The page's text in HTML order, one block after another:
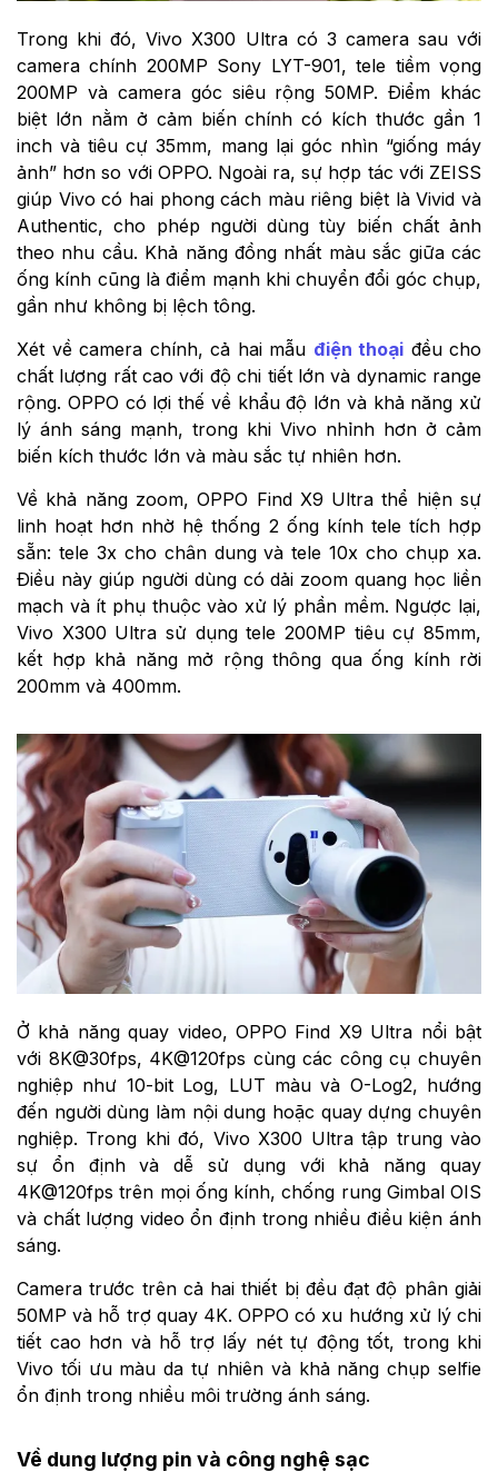
Trong khi đó, Vivo X300 Ultra có 3 camera sau với
camera chính 200MP Sony LYT-901, tele tiềm vọng
200MP và camera góc siêu rộng 50MP. Điểm khác
biệt lớn nằm ở cảm biến chính có kích thước gần 1
inch và tiêu cự 35mm, mang lại góc nhìn “giống máy
ảnh” hơn so với OPPO. Ngoài ra, sự hợp tác với ZEISS
giúp Vivo có hai phong cách màu riêng biệt là Vivid và
Authentic, cho phép người dùng tùy biến chất ảnh
theo nhu cầu. Khả năng đồng nhất màu sắc giữa các
ống kính cũng là điểm mạnh khi chuyển đổi góc chụp,
gần như không bị lệch tông.
Xét về camera chính, cả hai mẫu điện thoại đều cho
chất lượng rất cao với độ chi tiết lớn và dynamic range
rộng. OPPO có lợi thế về khẩu độ lớn và khả năng xử
lý ánh sáng mạnh, trong khi Vivo nhỉnh hơn ở cảm
biến kích thước lớn và màu sắc tự nhiên hơn.
Về khả năng zoom, OPPO Find X9 Ultra thể hiện sự
linh hoạt hơn nhờ hệ thống 2 ống kính tele tích hợp
sẵn: tele 3x cho chân dung và tele 10x cho chụp xa.
Điều này giúp người dùng có dải zoom quang học liền
mạch và ít phụ thuộc vào xử lý phần mềm. Ngược lại,
Vivo X300 Ultra sử dụng tele 200MP tiêu cự 85mm,
kết hợp khả năng mở rộng thông qua ống kính rời
200mm và 400mm.
Ở khả năng quay video, OPPO Find X9 Ultra nổi bật
với 8K@30fps, 4K@120fps cùng các công cụ chuyên
nghiệp như 10-bit Log, LUT màu và O-Log2, hướng
đến người dùng làm nội dung hoặc quay dựng chuyên
nghiệp. Trong khi đó, Vivo X300 Ultra tập trung vào
sự ổn định và dễ sử dụng với khả năng quay
4K@120fps trên mọi ống kính, chống rung Gimbal OIS
và chất lượng video ổn định trong nhiều điều kiện ánh
sáng.
Camera trước trên cả hai thiết bị đều đạt độ phân giải
50MP và hỗ trợ quay 4K. OPPO có xu hướng xử lý chi
tiết cao hơn và hỗ trợ lấy nét tự động tốt, trong khi
Vivo tối ưu màu da tự nhiên và khả năng chụp selfie
ổn định trong nhiều môi trường ánh sáng.
Về dung lượng pin và công nghệ sạc